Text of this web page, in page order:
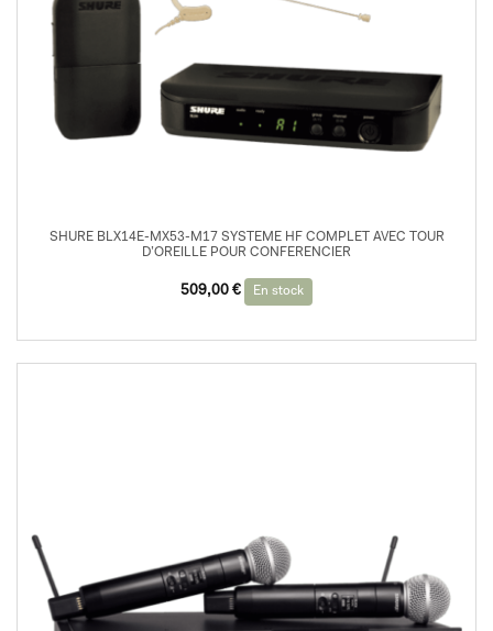
SHURE BLX14E-MX53-M17 SYSTEME HF COMPLET AVEC TOUR
D’OREILLE POUR CONFERENCIER
509,00 € En stock